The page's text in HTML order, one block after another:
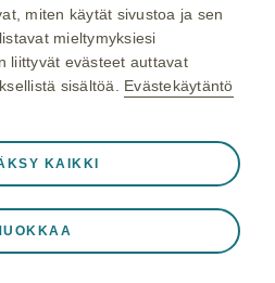
GSK, Porkkalankatu 20
miten käytät sivustoa ja sen
mieltymyksiesi
liittyvät evästeet auttavat
sisältöä. Evästekäytäntö
evästeet ❮
vierailun aikana, eväste- ja
sivuston suojaamiseen.
KAIKKI